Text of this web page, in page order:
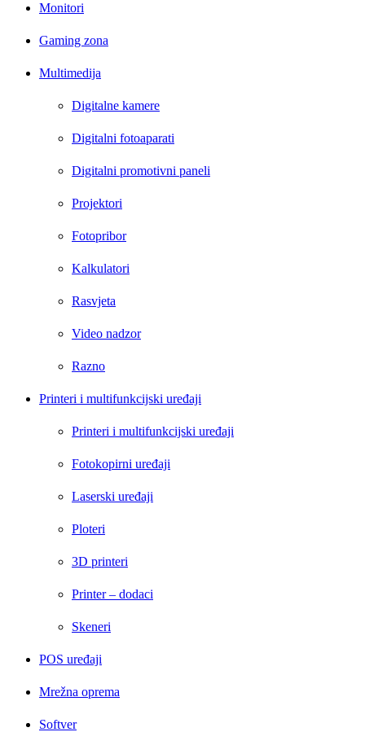
Monitori
Gaming zona
Multimedija
Digitalne kamere
Digitalni fotoaparati
Digitalni promotivni paneli
Projektori
Fotopribor
Kalkulatori
Rasvjeta
Video nadzor
Razno
Printeri i multifunkcijski uređaji
Printeri i multifunkcijski uređaji
Fotokopirni uređaji
Laserski uređaji
Ploteri
3D printeri
Printer – dodaci
Skeneri
POS uređaji
Mrežna oprema
Softver